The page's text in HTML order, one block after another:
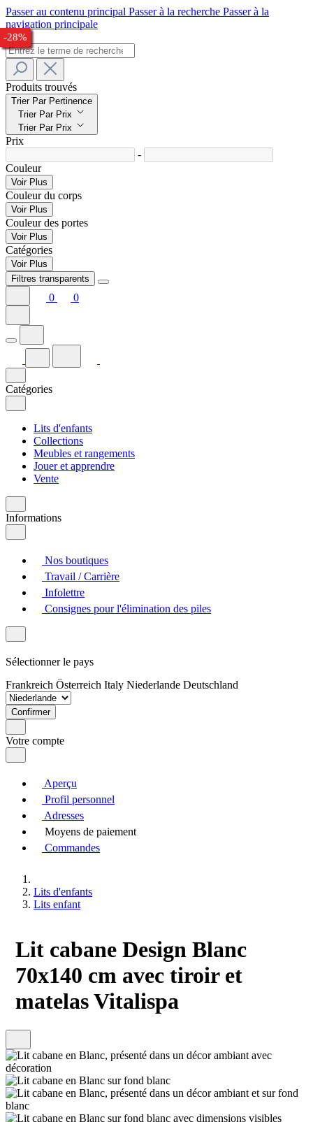
Passer au contenu principal Passer à la recherche Passer à la
navigation principale
Produits trouvés
Trier Par Pertinence
Trier Par Prix
Trier Par Prix
Prix
-
Couleur
Voir Plus
Couleur du corps
Voir Plus
Couleur des portes
Voir Plus
Catégories
Voir Plus
Filtres transparents
0 0
Catégories
Lits d'enfants
Collections
Meubles et rangements
Jouer et apprendre
Vente
Informations
Nos boutiques
Travail / Carrière
Infolettre
Consignes pour l'élimination des piles
Sélectionner le pays
Frankreich Österreich Italy Niederlande Deutschland
Confirmer
Votre compte
Aperçu
Profil personnel
Adresses
Moyens de paiement
Commandes
Lits d'enfants
Lits enfant
Lit cabane Design Blanc
70x140 cm avec tiroir et
matelas Vitalispa
-27%
-24%
-22%
-23%
-27%
-23%
-32%
-33%
-24%
-28%